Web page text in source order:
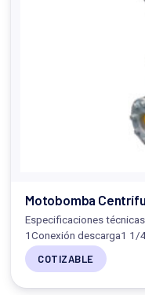
Motobomba
Especificaciones
1Conexión descarga1 1/
COTIZABLE